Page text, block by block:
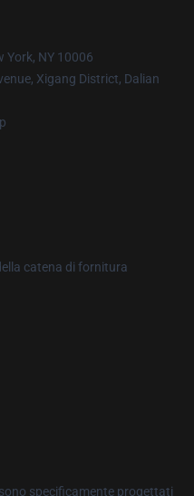
York, NY 10006
Xigang District, Dalian
catena di fornitura
specificamente progettati